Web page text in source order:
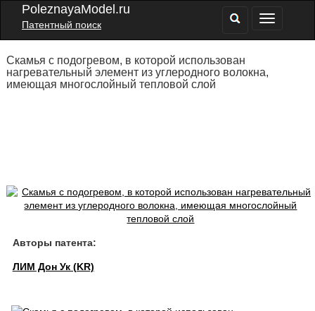
PoleznayaModel.ru
Патентный поиск
Скамья с подогревом, в которой использован
нагревательный элемент из углеродного волокна,
имеющая многослойный тепловой слой
Авторы патента:
ЛИМ Дон Ук (KR)